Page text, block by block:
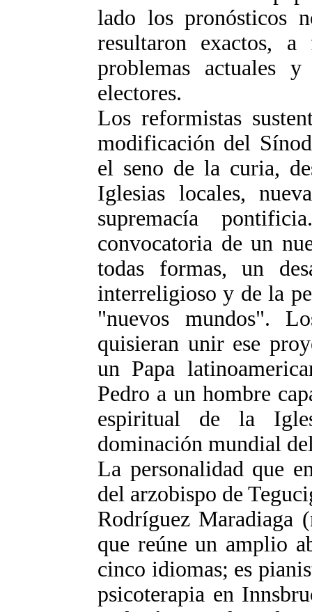
lado los pronósticos
resultaron exactos,
problemas actuales
electores.
Los reformistas
modificación del
el seno de la curia,
Iglesias locales,
supremacía
convocatoria de un
todas formas, un
interreligioso y de la
"nuevos mundos".
quisieran unir ese
un Papa
Pedro a un hombre
espiritual de la
dominación mundial
La personalidad que
del arzobispo de
Rodríguez Maradiaga
que reúne un amplio
cinco idiomas; es
psicoterapia en